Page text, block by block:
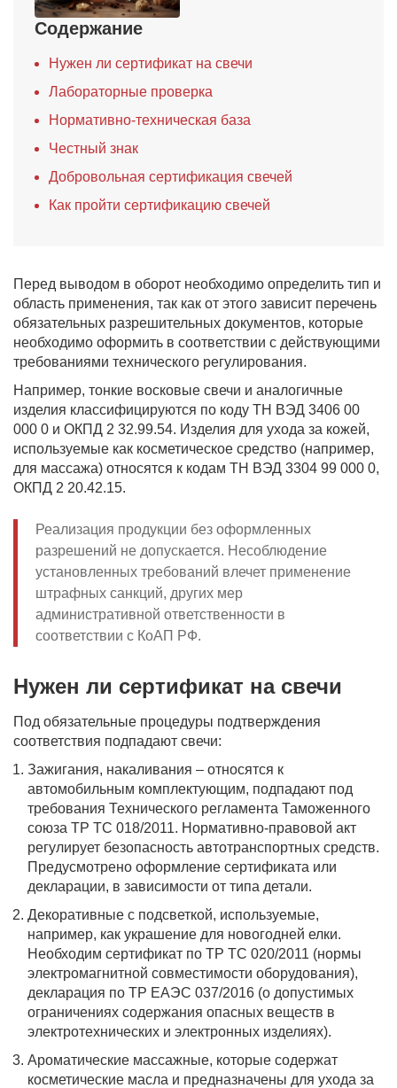
Содержание
Нужен ли сертификат на свечи
Лабораторные проверка
Нормативно-техническая база
Честный знак
Добровольная сертификация свечей
Как пройти сертификацию свечей
Перед выводом в оборот необходимо определить тип и
область применения, так как от этого зависит перечень
обязательных разрешительных документов, которые
необходимо оформить в соответствии с действующими
требованиями технического регулирования.
Например, тонкие восковые свечи и аналогичные
изделия классифицируются по коду ТН ВЭД 3406 00
000 0 и ОКПД 2 32.99.54. Изделия для ухода за кожей,
используемые как косметическое средство (например,
для массажа) относятся к кодам ТН ВЭД 3304 99 000 0,
ОКПД 2 20.42.15.
Реализация продукции без оформленных
разрешений не допускается. Несоблюдение
установленных требований влечет применение
штрафных санкций, других мер
административной ответственности в
соответствии с КоАП РФ.
Нужен ли сертификат на свечи
Под обязательные процедуры подтверждения
соответствия подпадают свечи:
Зажигания, накаливания – относятся к
автомобильным комплектующим, подпадают под
требования Технического регламента Таможенного
союза ТР ТС 018/2011. Нормативно-правовой акт
регулирует безопасность автотранспортных средств.
Предусмотрено оформление сертификата или
декларации, в зависимости от типа детали.
Декоративные с подсветкой, используемые,
например, как украшение для новогодней елки.
Необходим сертификат по ТР ТС 020/2011 (нормы
электромагнитной совместимости оборудования),
декларация по ТР ЕАЭС 037/2016 (о допустимых
ограничениях содержания опасных веществ в
электротехнических и электронных изделиях).
Ароматические массажные, которые содержат
косметические масла и предназначены для ухода за